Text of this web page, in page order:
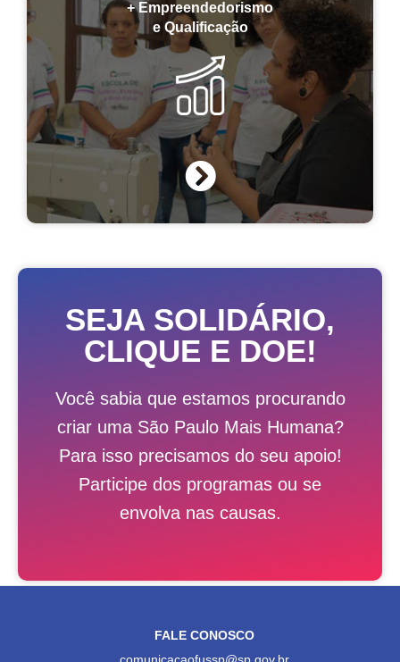
+ Empreendedorismo
e Qualificação
SEJA SOLIDÁRIO,
CLIQUE E DOE!
Você sabia que estamos procurando
criar uma São Paulo Mais Humana?
Para isso precisamos do seu apoio!
Participe dos programas ou se
envolva nas causas.
FALE CONOSCO